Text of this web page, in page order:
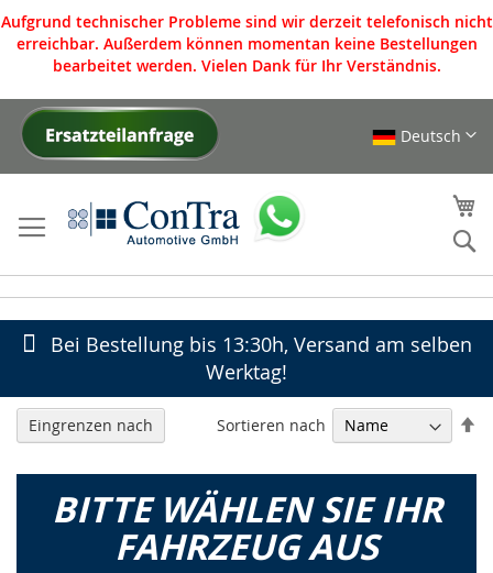
Aufgrund technischer Probleme sind wir derzeit telefonisch nicht
erreichbar. Außerdem können momentan keine Bestellungen
bearbeitet werden. Vielen Dank für Ihr Verständnis.
Direkt
Deutsch
Bei Bestellung bis 13:30h, Versand am selben
Werktag!
BITTE WÄHLEN SIE IHR
FAHRZEUG AUS
Sortieren nach
Eingrenzen nach